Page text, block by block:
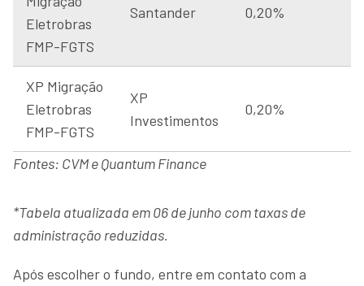
Eletrobras
FMP-FGTS
Santander 0,20%
XP Migração
Eletrobras
FMP-FGTS
XP
Investimentos
0,20%
Fontes: CVM e Quantum Finance
*Tabela atualizada em 06 de junho com taxas de
administração reduzidas.
Após escolher o fundo, entre em contato com a